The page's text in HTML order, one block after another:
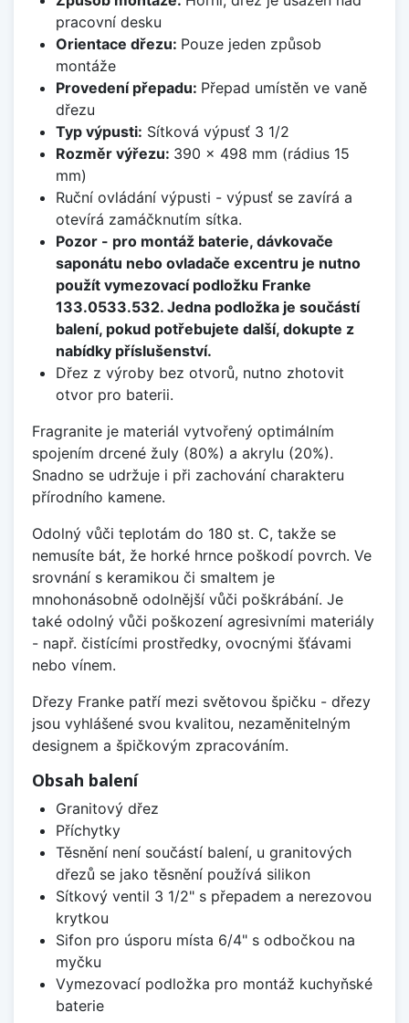
pracovní desku
Orientace dřezu: Pouze jeden způsob
montáže
Provedení přepadu: Přepad umístěn ve vaně
dřezu
Typ výpusti: Sítková výpusť 3 1/2
Rozměr výřezu: 390 x 498 mm (rádius 15
mm)
Ruční ovládání výpusti - výpusť se zavírá a
otevírá zamáčknutím sítka.
Pozor - pro montáž baterie, dávkovače
saponátu nebo ovladače excentru je nutno
použít vymezovací podložku Franke
133.0533.532. Jedna podložka je součástí
balení, pokud potřebujete další, dokupte z
nabídky příslušenství.
Dřez z výroby bez otvorů, nutno zhotovit
otvor pro baterii.
Fragranite je materiál vytvořený optimálním
spojením drcené žuly (80%) a akrylu (20%).
Snadno se udržuje i při zachování charakteru
přírodního kamene.
Odolný vůči teplotám do 180 st. C, takže se
nemusíte bát, že horké hrnce poškodí povrch. Ve
srovnání s keramikou či smaltem je
mnohonásobně odolnější vůči poškrábání. Je
také odolný vůči poškození agresivními materiály
- např. čistícími prostředky, ovocnými šťávami
nebo vínem.
Dřezy Franke patří mezi světovou špičku - dřezy
jsou vyhlášené svou kvalitou, nezaměnitelným
designem a špičkovým zpracováním.
Obsah balení
Granitový dřez
Příchytky
Těsnění není součástí balení, u granitových
dřezů se jako těsnění používá silikon
Sítkový ventil 3 1/2" s přepadem a nerezovou
krytkou
Sifon pro úsporu místa 6/4" s odbočkou na
myčku
Vymezovací podložka pro montáž kuchyňské
baterie